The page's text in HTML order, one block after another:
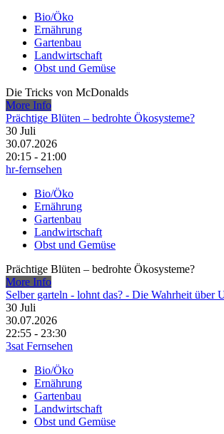
Bio/Öko
Ernährung
Gartenbau
Landwirtschaft
Obst und Gemüse
Die Tricks von McDonalds
More Info
Prächtige Blüten – bedrohte Ökosysteme?
30 Juli
30.07.2026
20:15 - 21:00
hr-fernsehen
Bio/Öko
Ernährung
Gartenbau
Landwirtschaft
Obst und Gemüse
Prächtige Blüten – bedrohte Ökosysteme?
More Info
Selber garteln - lohnt das? - Die Wahrheit über
30 Juli
30.07.2026
22:55 - 23:30
3sat Fernsehen
Bio/Öko
Ernährung
Gartenbau
Landwirtschaft
Obst und Gemüse